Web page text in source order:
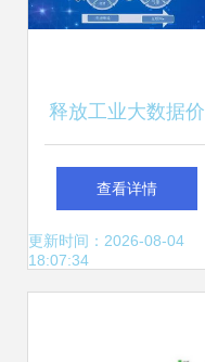
释放工业大数据价
值 清华大学陆薇与
大数据服务的碰撞
查看详情
更新时间：2026-08-04
18:07:34